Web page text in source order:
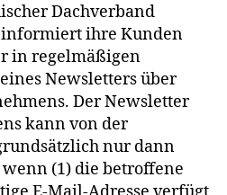
Dachverband
informiert ihre Kunden
in regelmäßigen
Newsletters über
Der Newsletter
kann von der
nur dann
(1) die betroffene